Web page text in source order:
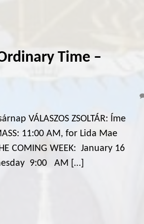
Time –
VÁLASZOS ZSOLTÁR: Íme
11:00 AM, for Lida Mae
COMING WEEK: January 16
9:00 AM […]